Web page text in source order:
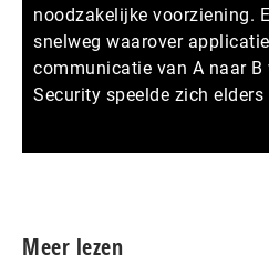
noodzakelijke voorziening.
snelweg waarover
communicatie van A naar B
Security speelde zich
Meer lezen